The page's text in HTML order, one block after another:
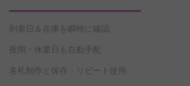
到着日＆在庫を瞬時に確認
夜間・休業日も自動手配
名札制作と保存・リピート使用